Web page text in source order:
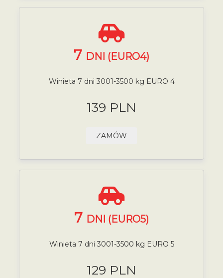
7 DNI (EURO4)
Winieta 7 dni 3001-3500 kg EURO 4
139 PLN
ZAMÓW
7 DNI (EURO5)
Winieta 7 dni 3001-3500 kg EURO 5
129 PLN